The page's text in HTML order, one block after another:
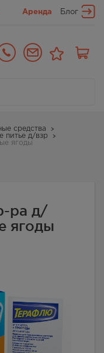
Аренда Блог
средства
питье д/взр
ягоды
ра д/
ягоды